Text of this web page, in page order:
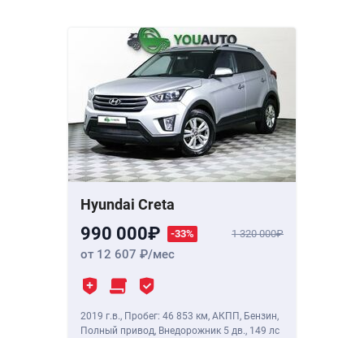
Hyundai Creta
990 000 -33% 1 320 000
от 12 607 /мес
2019 г.в., Пробег: 46 853 км, АКПП, Бензин,
Полный привод, Внедорожник 5 дв., 149 лс